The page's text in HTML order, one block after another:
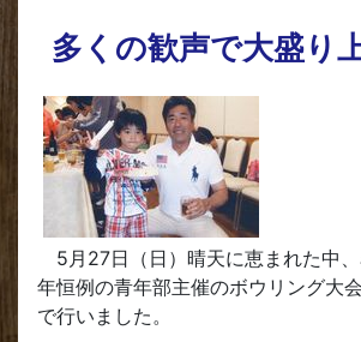
多くの歓声で大盛り
5月27日（日）晴天に恵まれた中
年恒例の青年部主催のボウリング大
で行いました。